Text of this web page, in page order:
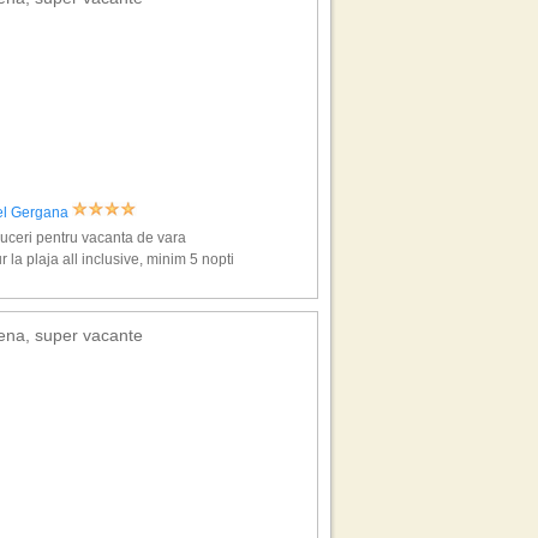
Gergana
pentru vacanta de vara
la plaja all inclusive, minim 5 nopti
super vacante